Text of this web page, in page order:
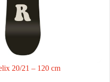
20/21 – 120 cm